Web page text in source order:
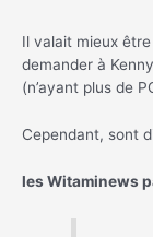
Il valait mieux
demander à
(n’ayant plus de
Cependant, sont
les Witaminews